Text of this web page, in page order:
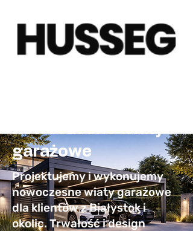
garażowe
Projektujemy i wykonujemy
nowoczesne wiaty garażowe
dla klientów z Białystok i
okolic. Trwałość i design